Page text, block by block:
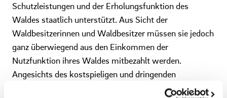
Schutzleistungen und der Erholungsfunktion des
Waldes staatlich unterstützt. Aus Sicht der
Waldbesitzerinnen und Waldbesitzer müssen sie jedoch
ganz überwiegend aus den Einkommen der
Nutzfunktion ihres Waldes mitbezahlt werden.
Angesichts des kostspieligen und dringenden
Waldumbaus zählt jeder Euro – auch und ausdrücklich